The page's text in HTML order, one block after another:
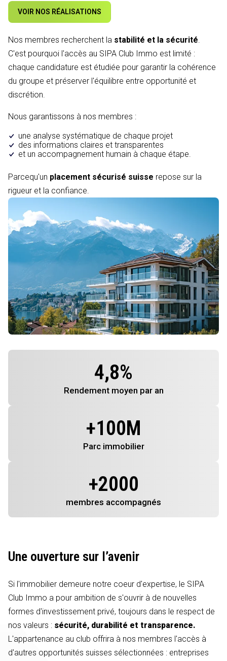
VOIR NOS RÉALISATIONS
Nos membres recherchent la stabilité et la sécurité.
C'est pourquoi l'accès au SIPA Club Immo est limité :
chaque candidature est étudiée pour garantir la cohérence
du groupe et préserver l'équilibre entre opportunité et
discrétion.
Nous garantissons à nos membres :
une analyse systématique de chaque projet
des informations claires et transparentes
et un accompagnement humain à chaque étape.
Parcequ'un placement sécurisé suisse repose sur la
rigueur et la confiance.
4,8%
Rendement moyen par an
+100M
Parc immobilier
+2000
membres accompagnés
Une ouverture sur l’avenir
Si l'immobilier demeure notre coeur d'expertise, le SIPA
Club Immo a pour ambition de s'ouvrir à de nouvelles
formes d'investissement privé, toujours dans le respect de
nos valeurs : sécurité, durabilité et transparence.
L'appartenance au club offrira à nos membres l'accès à
d'autres opportunités suisses sélectionnées : entreprises